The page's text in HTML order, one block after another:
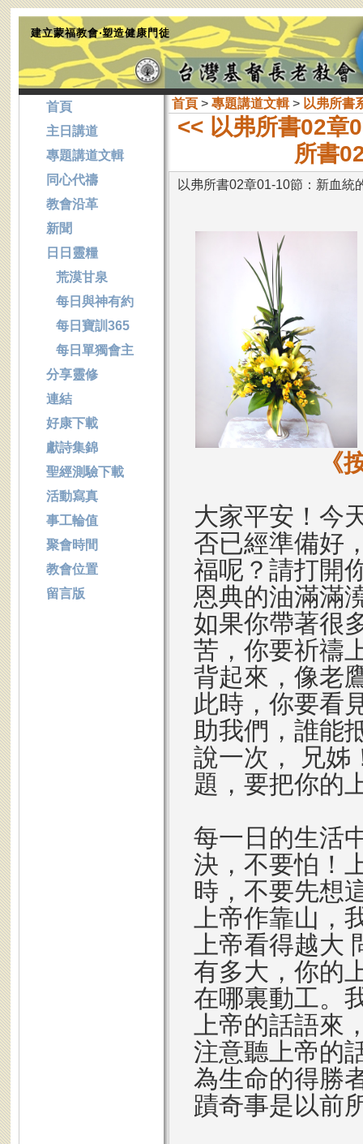
建立蒙福教會‧塑造健康門徒
首頁> 專題講道文輯> 以弗所書
<< 以弗所書02章
所書
以弗所書02章01-10節：新血統
《
大家平安！今
否已經準備好
福呢？請打開
恩典的油滿滿
如果你帶著很
苦，你要祈禱
背起來，像老
此時，你要看
助我們，誰能
說一次， 兄姊
題，要把你的
每一日的生活
決，不要怕！
時，不要先想
上帝作靠山，
上帝看得越大
有多大，你的
在哪裏動工。
上帝的話語來
注意聽上帝的
為生命的得勝
蹟奇事是以前
首頁
主日講道
專題講道文輯
同心代禱
教會沿革
新聞
日日靈糧
荒漠甘泉
每日與神有約
每日寶訓365
每日單獨會主
分享靈修
連結
好康下載
獻詩集錦
聖經測驗下載
活動寫真
事工輪值
聚會時間
教會位置
留言版